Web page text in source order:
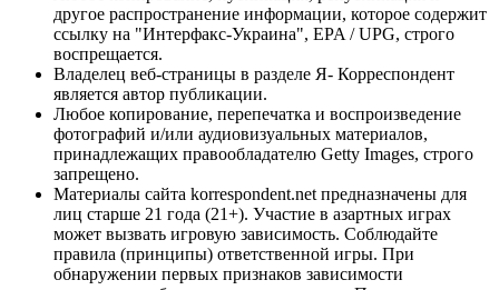
другое распространение информации, которое содержит
ссылку на "Интерфакс-Украина", EPA / UPG, строго
воспрещается.
Владелец веб-страницы в разделе Я- Корреспондент
является автор публикации.
Любое копирование, перепечатка и воспроизведение
фотографий и/или аудиовизуальных материалов,
принадлежащих правообладателю Getty Images, строго
запрещено.
Материалы сайта korrespondent.net предназначены для
лиц старше 21 года (21+). Участие в азартных играх
может вызвать игровую зависимость. Соблюдайте
правила (принципы) ответственной игры. При
обнаружении первых признаков зависимости